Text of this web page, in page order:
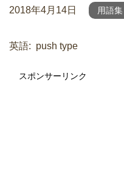
2018年4月14日 用語集
英語 push type
スポンサーリンク